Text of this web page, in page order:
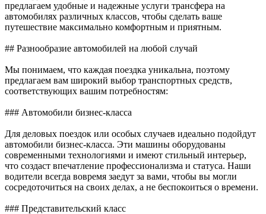
предлагаем удобные и надежные услуги трансфера на
автомобилях различных классов, чтобы сделать ваше
путешествие максимально комфортным и приятным.
## Разнообразие автомобилей на любой случай
Мы понимаем, что каждая поездка уникальна, поэтому
предлагаем вам широкий выбор транспортных средств,
соответствующих вашим потребностям:
### Автомобили бизнес-класса
Для деловых поездок или особых случаев идеально подойдут
автомобили бизнес-класса. Эти машины оборудованы
современными технологиями и имеют стильный интерьер,
что создаст впечатление профессионализма и статуса. Наши
водители всегда вовремя заедут за вами, чтобы вы могли
сосредоточиться на своих делах, а не беспокоиться о времени.
### Представительский класс